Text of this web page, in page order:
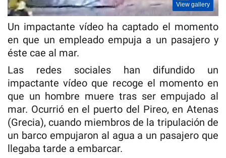
View gallery
Un impactante vídeo ha captado el momento
en que un empleado empuja a un pasajero y
éste cae al mar.
Las redes sociales han difundido un
impactante vídeo que recoge el momento en
que un hombre muere tras ser empujado al
mar. Ocurrió en el puerto del Pireo, en Atenas
(Grecia), cuando miembros de la tripulación de
un barco empujaron al agua a un pasajero que
llegaba tarde a embarcar.